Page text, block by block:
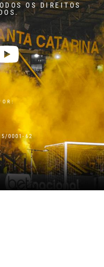
OS DIREITOS
0001-62